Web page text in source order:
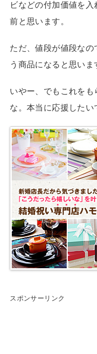
ビなどの付加価値を
前と思います。
ただ、値段が値段な
う商品になると思いま
いやー、でもこれをも
な。本当に応援したい
スポンサーリンク